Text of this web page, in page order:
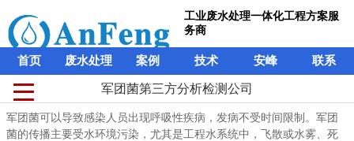
工业废水处理一体化工程方案服
务商
首页 废水处理 案例 技术 安峰 联系
军团菌第三方分析检测公司
军团菌可以导致感染人员出现呼吸性疾病，发病不受时间限制。军团
菌的传播主要受水环境污染，尤其是工程水系统中，飞散或水雾、死
务商
军团菌第三方分析检测公司
军团菌可以导致感染人员出现呼吸性疾病，发病不受时间限制。军团
菌的传播主要受水环境污染，尤其是工程水系统中，飞散或水雾、死